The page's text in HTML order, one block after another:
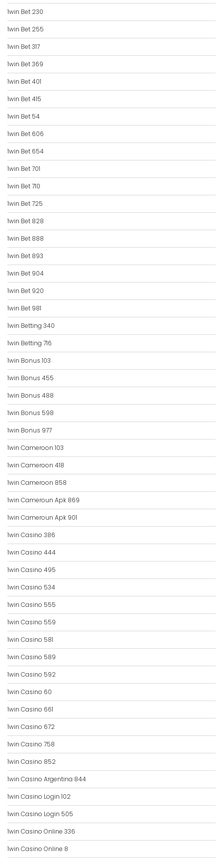
1win Bet 230
1win Bet 255
1win Bet 317
1win Bet 369
1win Bet 401
1win Bet 415
1win Bet 54
1win Bet 606
1win Bet 654
1win Bet 701
1win Bet 710
1win Bet 725
1win Bet 828
1win Bet 888
1win Bet 893
1win Bet 904
1win Bet 920
1win Bet 981
1win Betting 340
1win Betting 716
1win Bonus 103
1win Bonus 455
1win Bonus 488
1win Bonus 598
1win Bonus 977
1win Cameroon 103
1win Cameroon 418
1win Cameroon 858
1win Cameroun Apk 869
1win Cameroun Apk 901
1win Casino 386
1win Casino 444
1win Casino 495
1win Casino 534
1win Casino 555
1win Casino 559
1win Casino 581
1win Casino 589
1win Casino 592
1win Casino 60
1win Casino 661
1win Casino 672
1win Casino 758
1win Casino 852
1win Casino Argentina 844
1win Casino Login 102
1win Casino Login 505
1win Casino Online 336
1win Casino Online 8